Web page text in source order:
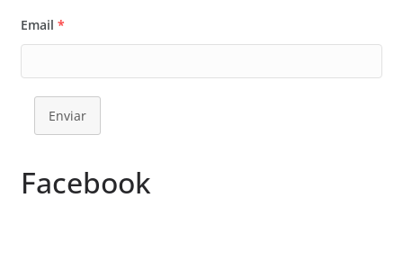
Email *
Enviar
Facebook